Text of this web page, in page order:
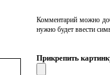
Комментарий можно
нужно будет ввести
Прикрепить